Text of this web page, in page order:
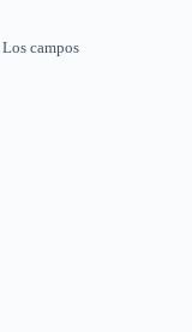
Los campos